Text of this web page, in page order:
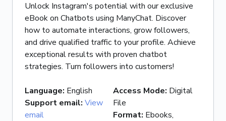
Unlock Instagram's potential with our exclusive
eBook on Chatbots using ManyChat. Discover
how to automate interactions, grow followers,
and drive qualified traffic to your profile. Achieve
exceptional results with proven chatbot
strategies. Turn followers into customers!
Language: English
Support email: View
email
Access Mode: Digital
File
Format: Ebooks,